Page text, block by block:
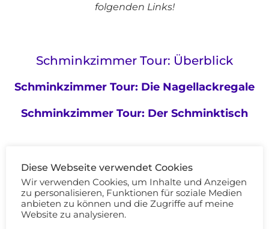
folgenden Links!
Schminkzimmer Tour: Überblick
Schminkzimmer Tour: Die Nagellackregale
Schminkzimmer Tour: Der Schminktisch
Besitzt ihr einen Schminktisch? Wie organisiert
ihr eure Kosmetik?
NAGELLACKREGALE SCHMINKTISCH
Diese Webseite verwendet Cookies
Wir verwenden Cookies, um Inhalte und Anzeigen
zu personalisieren, Funktionen für soziale Medien
anbieten zu können und die Zugriffe auf meine
Website zu analysieren.